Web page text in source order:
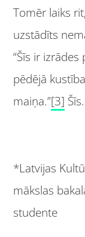
Tomēr laiks
uzstādīts
“Šīs ir
pēdējā
maiņa.”[3]
*Latvijas
mākslas
studente